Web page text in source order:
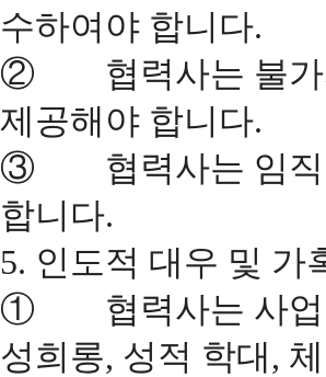
수하여야 합니다.
② 협력사는 불가피
제공해야 합니다.
③ 협력사는 임직원
합니다.
5. 인도적 대우 및 가
① 협력사는 사업장
성희롱, 성적 학대,